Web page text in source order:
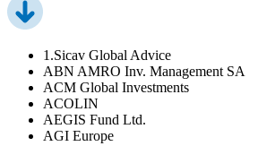
1.Sicav Global Advice
ABN AMRO Inv. Management SA
ACM Global Investments
ACOLIN
AEGIS Fund Ltd.
AGI Europe